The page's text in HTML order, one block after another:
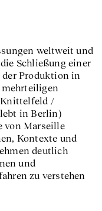
weltweit und
Schließung einer
der Produktion in
mehrteiligen
Knittelfeld /
in Berlin)
von Marseille
Kontexte und
deutlich
und
zu verstehen